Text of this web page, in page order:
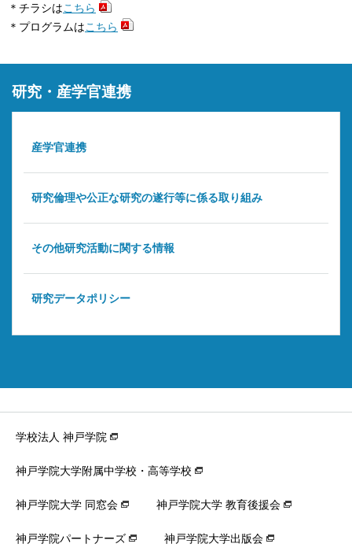
＊チラシはこちら
＊プログラムはこちら
研究・産学官連携
産学官連携
研究倫理や公正な研究の遂行等に係る取り組み
その他研究活動に関する情報
研究データポリシー
学校法人 神戸学院
神戸学院大学附属中学校・高等学校
神戸学院大学 同窓会 神戸学院大学 教育後援会
神戸学院パートナーズ 神戸学院大学出版会